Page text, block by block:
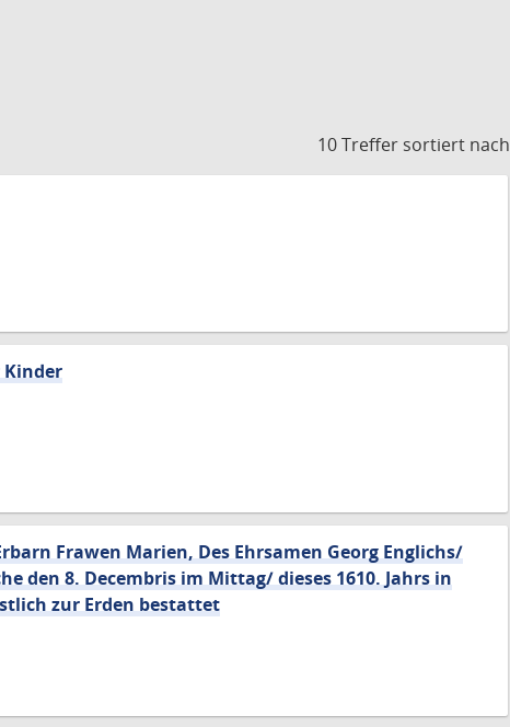
10 Treffer sortiert nach
Kinder
Frawen Marien, Des Ehrsamen Georg Englichs/
den 8. Decembris im Mittag/ dieses 1610. Jahrs in
zur Erden bestattet